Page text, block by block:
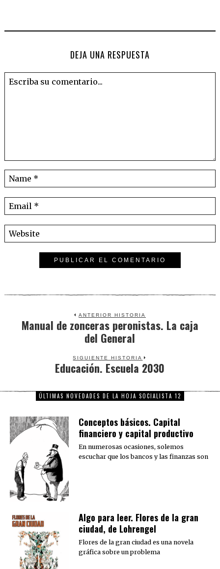
DEJA UNA RESPUESTA
ANTERIOR HISTORIA
Previous
post:
Manual de zonceras peronistas. La caja
del General
SIGUIENTE HISTORIA
Next
Educación. Escuela 2030
ÚLTIMAS NOVEDADES DE LA HOJA SOCIALISTA 12
Conceptos básicos. Capital
financiero y capital productivo
En numerosas ocasiones, solemos
escuchar que los bancos y las finanzas son
Algo para leer. Flores de la gran
ciudad, de Lohrengel
Flores de la gran ciudad es una novela
gráfica sobre un problema